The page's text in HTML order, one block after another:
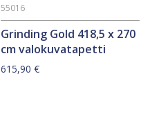
Grinding Gold 418,5 x 270
cm valokuvatapetti
55016
615,90€